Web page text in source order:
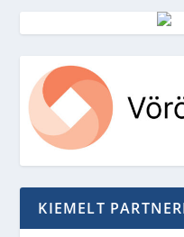
KIEMELT